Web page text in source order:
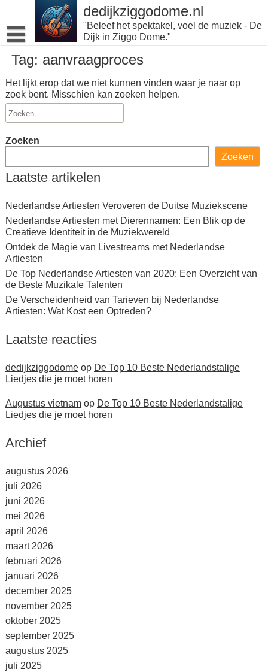
inhoud
gaan
dedijkziggodome.nl
"Beleef het spektakel, voel de muziek - De
Dijk in Ziggo Dome."
Tag: aanvraagproces
Het lijkt erop dat we niet kunnen vinden waar je naar op
zoek bent. Misschien kan zoeken helpen.
Zoeken
Zoeken
Laatste artikelen
Nederlandse Artiesten Veroveren de Duitse Muziekscene
Nederlandse Artiesten met Dierennamen: Een Blik op de
Creatieve Identiteit in de Muziekwereld
Ontdek de Magie van Livestreams met Nederlandse
Artiesten
De Top Nederlandse Artiesten van 2020: Een Overzicht van
de Beste Muzikale Talenten
De Verscheidenheid van Tarieven bij Nederlandse
Artiesten: Wat Kost een Optreden?
Laatste reacties
dedijkziggodomeop De Top 10 Beste Nederlandstalige
Liedjes die je moet horen
Augustus vietnamop De Top 10 Beste Nederlandstalige
Liedjes die je moet horen
Archief
augustus 2026
juli 2026
juni 2026
mei 2026
april 2026
maart 2026
februari 2026
januari 2026
december 2025
november 2025
oktober 2025
september 2025
augustus 2025
juli 2025